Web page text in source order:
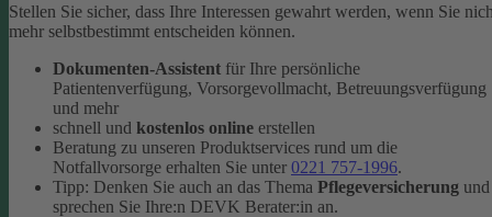
Stellen Sie sicher, dass Ihre Interessen gewahrt werden, wenn Sie
mehr selbstbestimmt entscheiden können.
Dokumenten-Assistent für Ihre persönliche
Patientenverfügung, Vorsorgevollmacht, Betreuungsverfügung
und mehr
schnell und kostenlos online erstellen
Beratung zu unseren Produktservices rund um die
Notfallvorsorge erhalten Sie unter 0221 757-1996.
Tipp: Denken Sie auch an das Thema Pflegeversicherung und
sprechen Sie Ihre:n DEVK Berater:in an.